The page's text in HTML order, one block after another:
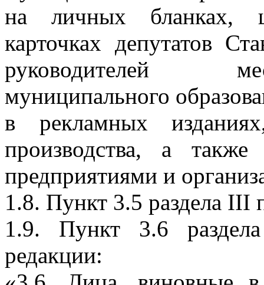
на личных бланках,
карточках депутатов
руководителей
муниципального
в рекламных
производства, а
предприятиями и
1.8. Пункт 3.5 раздела III
1.9. Пункт 3.6
редакции: